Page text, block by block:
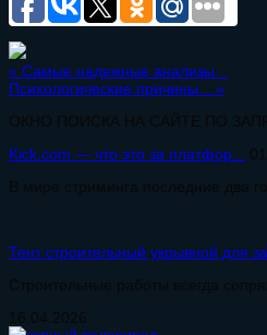
« Самые надежные анализы...
Психологические причины... »
ОКНО ПОИСКА НА САЙТЕ ПО
Kick.com — что это за платфор...
В мире стриминга последние два
Тент строительный укрывной для
Строительные работы всегда
16.04.2026